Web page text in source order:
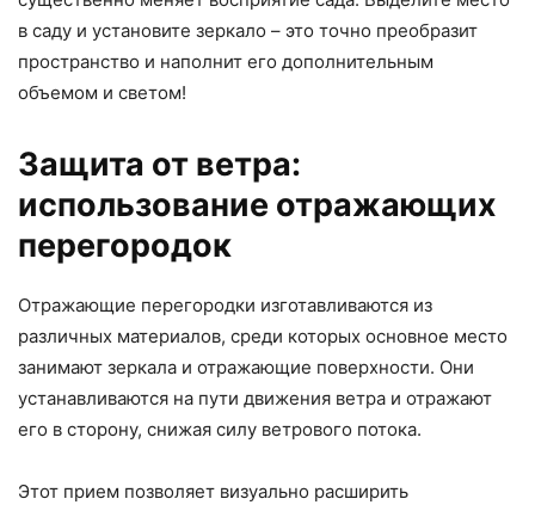
в саду и установите зеркало – это точно преобразит
пространство и наполнит его дополнительным
объемом и светом!
Защита от ветра:
использование отражающих
перегородок
Отражающие перегородки изготавливаются из
различных материалов, среди которых основное место
занимают зеркала и отражающие поверхности. Они
устанавливаются на пути движения ветра и отражают
его в сторону, снижая силу ветрового потока.
Этот прием позволяет визуально расширить